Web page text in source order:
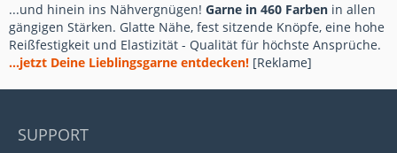
...und hinein ins Nähvergnügen! Garne in 460 Farben in allen
gängigen Stärken. Glatte Nähe, fest sitzende Knöpfe, eine hohe
Reißfestigkeit und Elastizität - Qualität für höchste Ansprüche.
...jetzt Deine Lieblingsgarne entdecken! [Reklame]
SUPPORT